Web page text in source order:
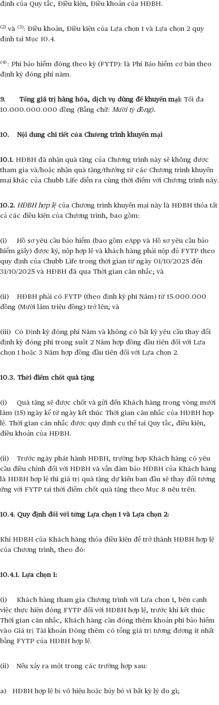
định của Quy tắc, Điều kiện, Điều khoản của HĐBH.
(2) và (3): Điều khoản, Điều kiện của Lựa chọn 1 và Lựa chọn 2 quy
định tại Mục 10.4.
(4) : Phí bảo hiểm đóng theo kỳ (FYTP): là Phí Bảo hiểm cơ bản theo
định kỳ đóng phí năm.
9. Tổng giá trị hàng hóa, dịch vụ dùng để khuyến mại: Tối đa
10.000.000.000 đồng (Bằng chữ: Mười tỷ đồng).
10. Nội dung chi tiết của Chương trình khuyến mại
10.1. HĐBH đã nhận quà tặng của Chương trình này sẽ không được
tham gia và/hoặc nhận quà tặng/thưởng từ các Chương trình khuyến
mại khác của Chubb Life diễn ra cùng thời điểm với Chương trình này.
10.2. HĐBH hợp lệcủa Chương trình khuyến mại này là HĐBH thỏa tất
cả các điều kiện của Chương trình, bao gồm:
(i) Hồ sơ yêu cầu bảo hiểm (bao gồm eApp và Hồ sơ yêu cầu bảo
hiểm giấy) được ký, nộp hợp lệ và khách hàng phải nộp đủ FYTP theo
quy định của Chubb Life trong thời gian từ ngày 01/10/2025 đến
31/10/2025 và HĐBH đã qua Thời gian cân nhắc; và
(ii) HĐBH phải có FYTP (theo định kỳ phí Năm) từ 15.000.000
đồng (Mười lăm triệu đồng) trở lên; và
(iii) Có Định kỳ đóng phí Năm và không có bất kỳ yêu cầu thay đổi
định kỳ đóng phí trong suốt 2 Năm hợp đồng đầu tiên đối với Lựa
chọn 1 hoặc 3 Năm hợp đồng đầu tiên đối với Lựa chọn 2.
10.3. Thời điểm chốt quà tặng
(i) Quà tặng sẽ được chốt và gửi đến Khách hàng trong vòng mười
lăm (15) ngày kể từ ngày kết thúc Thời gian cân nhắc của HĐBH hợp
lệ. Thời gian cân nhắc được quy định cụ thể tại Quy tắc, điều kiện,
điều khoản của HĐBH.
(ii) Trước ngày phát hành HĐBH, trường hợp Khách hàng có yêu
cầu điều chỉnh đối với HĐBH và vẫn đảm bảo HĐBH của Khách hàng
là HĐBH hợp lệ thì giá trị quà tặng dự kiến ban đầu sẽ thay đổi tương
ứng với FYTP tại thời điểm chốt quà tặng theo Mục 8 nêu trên.
10.4. Quy định đối với từng Lựa chọn 1 và Lựa chọn 2:
Khi HĐBH của Khách hàng thỏa điều kiện để trở thành HĐBH hợp lệ
của Chương trình, theo đó:
10.4.1. Lựa chọn 1:
(i) Khách hàng tham gia Chương trình với Lựa chọn 1, bên cạnh
việc thực hiện đóng FYTP đối với HĐBH hợp lệ, trước khi kết thúc
Thời gian cân nhắc, Khách hàng cần đóng thêm khoản phí bảo hiểm
vào Giá trị Tài khoản Đóng thêm có tổng giá trị tương đương ít nhất
bằng FYTP của HĐBH hợp lệ.
(ii) Nếu xảy ra một trong các trường hợp sau:
a) HĐBH hợp lệ bị vô hiệu hoặc hủy bỏ vì bất kỳ lý do gì;